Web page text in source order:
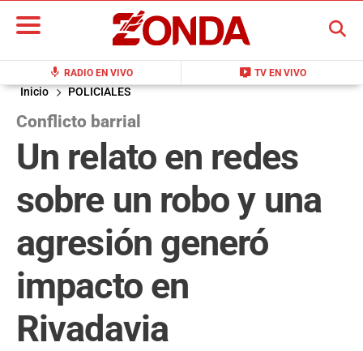
mic RADIO EN VIVO live_tv TV EN VIVO
BUSCAR
Inicio POLICIALES
Conflicto barrial
Un relato en redes
sobre un robo y una
agresión generó
impacto en
Rivadavia